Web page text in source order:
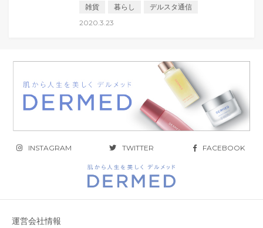
雑貨 暮らし
デルスタ通信
2020.3.23
INSTAGRAM TWITTER FACEBOOK
運営会社情報